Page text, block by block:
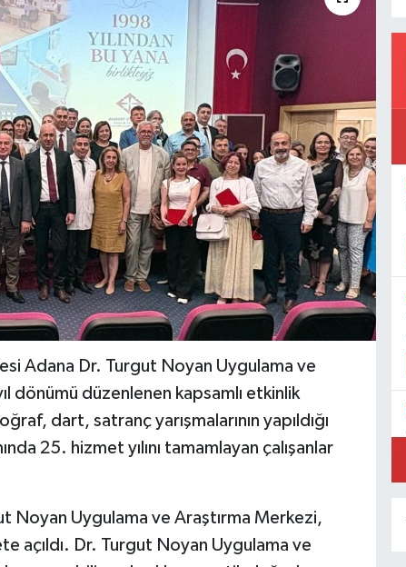
Adana Dr. Turgut Noyan Uygulama ve
dönümü düzenlenen kapsamlı etkinlik
dart, satranç yarışmalarının yapıldığı
25. hizmet yılını tamamlayan çalışanlar
Noyan Uygulama ve Araştırma Merkezi,
açıldı. Dr. Turgut Noyan Uygulama ve